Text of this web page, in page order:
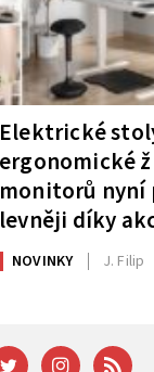
Elektrické
ergonomické
monitorů
levněji díky
NOVINKY J. Filip